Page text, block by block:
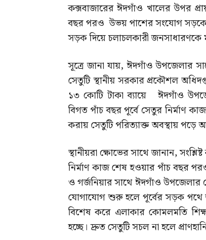
কক্সবাজারের ঈদগাঁও খালের উপর
বছর পরও উভয় পাশের সংযোগ
সড়ক দিয়ে চলাচলকারী জনসাধারণকে
সূত্রে জানা যায়, ঈদগাঁও উপজেলার
সেতুটি স্থানীয় সরকার প্রকৌশল
১৩ কোটি টাকা ব্যায়ে ঈদগাঁও
বিগত পাঁচ বছর পূর্বে সেতুর নির্মাণ
করায় সেতুটি পরিত্যাক্ত অবস্থায় পড়ে
স্থানীয়রা ক্ষোভের সাথে জানান,
নির্মাণ কাজ শেষ হওয়ার পাঁচ বছর
ও গর্জনিয়ার সাথে ঈদগাঁও
যোগাযোগ শুরু হলে পূর্বের সড়ক পথে
বিশেষ করে এলাকার কোমলমতি
হচ্ছে। দ্রুত সেতুটি সচল না হলে